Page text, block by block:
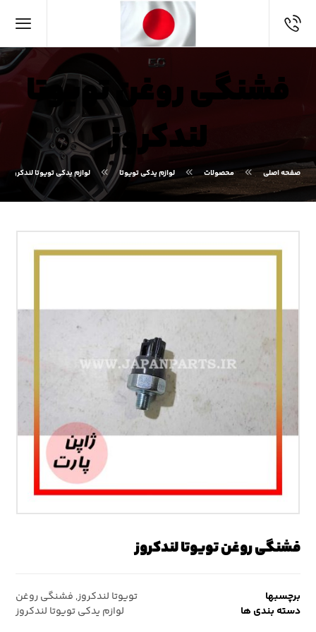
فشنگی روغن تویوتا
لندکروز
صفحه اصلی محصولات لوازم یدکی تویوتا لوازم یدکی تویوتا لندکروز
فشنگی روغن تویوتا لندکروز
برچسبها تویوتا لندکروز, فشنگی روغن
دسته بندی ها
لوازم یدکی تویوتا لندکروز